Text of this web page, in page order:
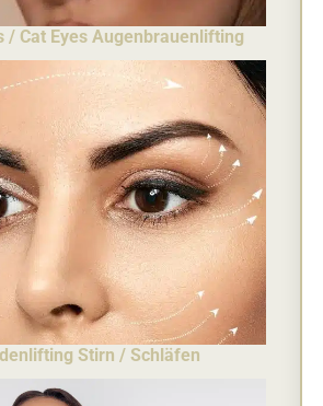
/ Cat Eyes Augenbrauenlifting
Stirn / Schläfen